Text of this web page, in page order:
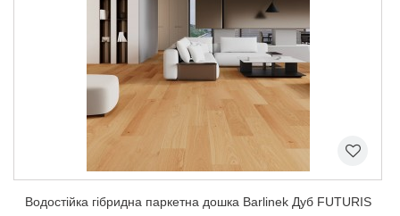
Водостійка гібридна паркетна дошка Barlinek Дуб FUTURIS